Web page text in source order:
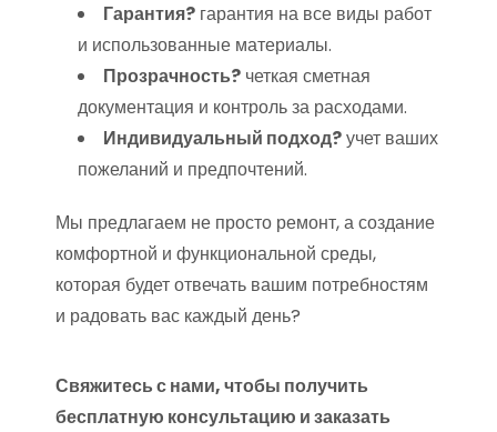
Гарантия? гарантия на все виды работ
и использованные материалы.
Прозрачность? четкая сметная
документация и контроль за расходами.
Индивидуальный подход?учет ваших
пожеланий и предпочтений.
Мы предлагаем не просто ремонт, а создание
комфортной и функциональной среды,
которая будет отвечать вашим потребностям
и радовать вас каждый день?
Свяжитесь с нами, чтобы получить
бесплатную консультацию и заказать